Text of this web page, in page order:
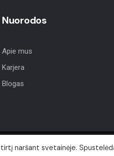
Nuorodos
Apie mus
Karjera
Blogas
naršant svetainėje.